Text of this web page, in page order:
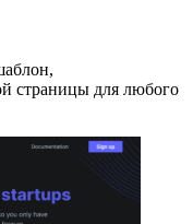
страницы для любого